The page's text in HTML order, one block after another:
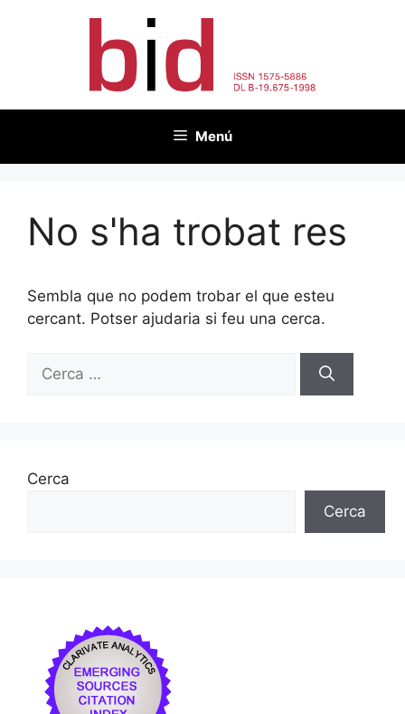
Menú
No s'ha trobat res
Sembla que no podem trobar el que esteu
cercant. Potser ajudaria si feu una cerca.
Cerca:
Cerca
Cerca